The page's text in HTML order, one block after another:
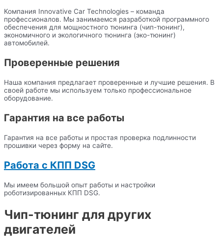
Компания Innovative Car Technologies – команда
профессионалов. Мы занимаемся разработкой программного
обеспечения для мощностного тюнинга (чип-тюнинг),
экономичного и экологичного тюнинга (эко-тюнинг)
автомобилей.
Проверенные решения
Наша компания предлагает проверенные и лучшие решения. В
своей работе мы используем только профессиональное
оборудование.
Гарантия на все работы
Гарантия на все работы и простая проверка подлинности
прошивки через форму на сайте.
Работа с КПП DSG
Мы имеем большой опыт работы и настройки
роботизированных КПП DSG.
Чип-тюнинг для других
двигателей